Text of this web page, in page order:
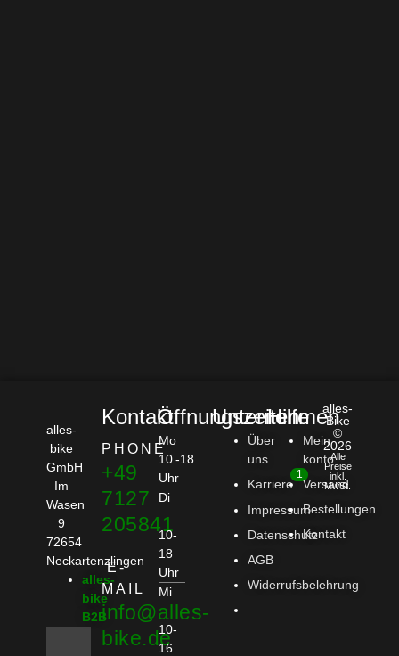
alles-
bike
GmbH
Im
Wasen
9
72654
Neckartenzlingen
alles-
bike
B2B
Kontakt
PHONE
+49
7127
205841
E-
MAIL
info@alles-
bike.de
Öffnungszeiten
Mo
10 -18
Uhr
Di
10-
18
Uhr
Mi
10-
16
Unternehmen
Über
uns
Karriere
1
Impressum
Datenschutz
AGB
Widerrufsbelehrung
Hilfe
Mein
konto
Versand
Bestellungen
Kontakt
alles-
Bike
©
2026
Alle
Preise
inkl.
MwSt.